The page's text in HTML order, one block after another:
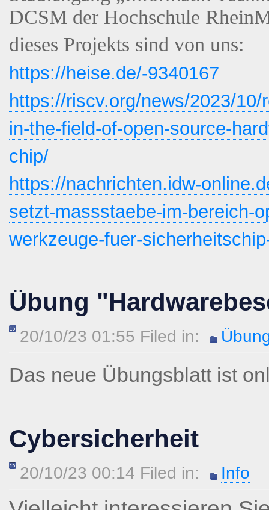
DCSM der Hochschule
dieses Projekts sind von uns:
https://heise.de/-9340167
https://riscv.org/news/2023/
in-the-field-of-open-source-
chip/
https://nachrichten.idw-
setzt-massstaebe-im-bereich-
werkzeuge-fuer-
Übung
20/10/23 01:55 Filed in:
Das neue Übungsblatt ist
Cybersicherheit
20/10/23 00:14 Filed in: Info